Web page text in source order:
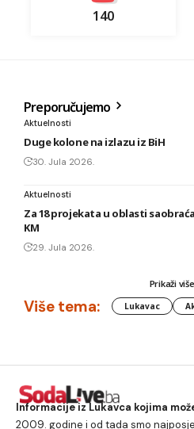
140
Preporučujemo
Aktuelnosti
Duge kolone na izlazu iz BiH
30. Jula 2026.
Aktuelnosti
Za 18 projekata u oblasti
KM
29. Jula 2026.
Prikaži više
Više tema: Lukavac
Informacije iz Lukavca kojima
2009. godine i od tada smo